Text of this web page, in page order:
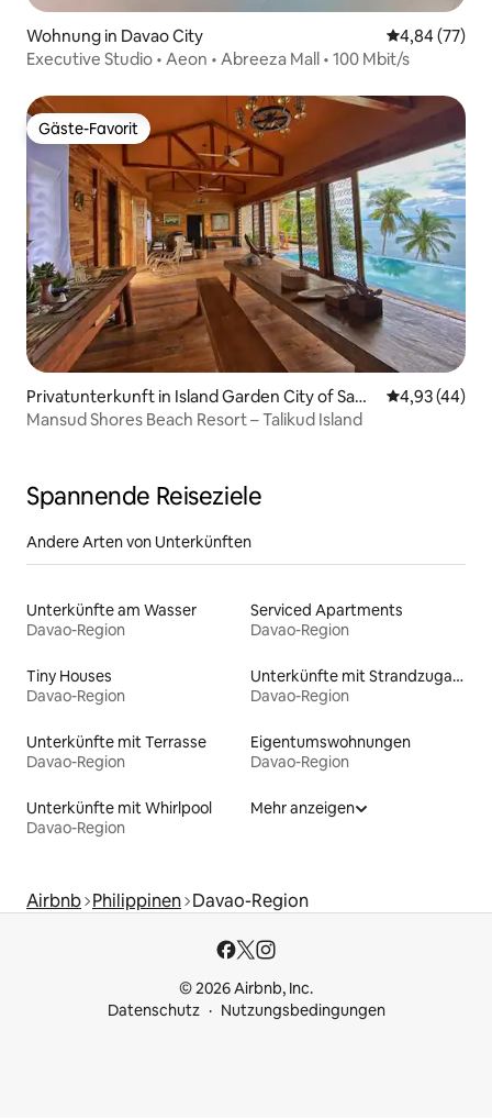
Wohnung in Davao City
4,84 (77)
Executive Studio • Aeon • Abreeza Mall • 100 Mbit/s
Gäste-Favorit
Gäste-Favorit
Privatunterkunft in Island Garden City of Sam
al
4,93 (44)
Mansud Shores Beach Resort – Talikud Island
Spannende Reiseziele
Andere Arten von Unterkünften
Unterkünfte am Wasser
Davao-Region
Serviced Apartments
Davao-Region
Tiny Houses
Davao-Region
Unterkünfte mit Strandzugang
Davao-Region
Unterkünfte mit Terrasse
Davao-Region
Eigentumswohnungen
Davao-Region
Unterkünfte mit Whirlpool
Davao-Region
Mehr anzeigen
Airbnb Philippinen Davao-Region
© 2026 Airbnb, Inc.
Datenschutz
Nutzungsbedingungen